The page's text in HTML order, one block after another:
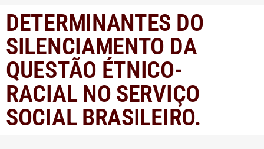
DETERMINANTES DO
SILENCIAMENTO DA
QUESTÃO ÉTNICO-
RACIAL NO SERVIÇO
SOCIAL BRASILEIRO.